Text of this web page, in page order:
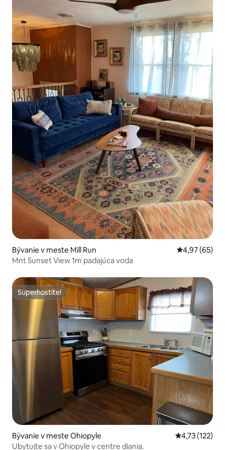
Bývanie v meste Mill Run Priemerné
4,97 (65)
Mnt Sunset View 1m padajúca voda
Superhostiteľ
Superhostiteľ
Bývanie v meste Ohiopyle Priemerné
4,73 (122)
Ubytujte sa v Ohiopyle v centre diania.